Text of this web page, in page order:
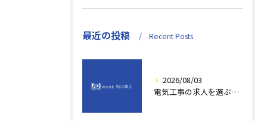
最近の投稿 Recent Posts
2026/08/03
電気工事の求人を選ぶ際に求人票で見極めるべき重要ポイントと見落としがちな注意点